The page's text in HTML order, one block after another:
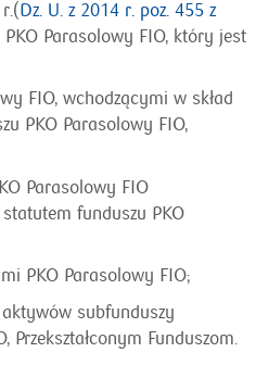
Dz. U. z 2014 r. poz. 455 z
Parasolowy FIO, który jest
FIO, wchodzącymi w skład
PKO Parasolowy FIO,
Parasolowy FIO
funduszu PKO
PKO Parasolowy FIO;
subfunduszy
Funduszom.